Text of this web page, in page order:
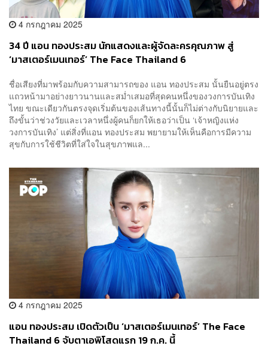
4 กรกฎาคม 2025
34 ปี แอน ทองประสม นักแสดงและผู้จัดละครคุณภาพ สู่
‘มาสเตอร์เมนเทอร์’ The Face Thailand 6
ชื่อเสียงที่มาพร้อมกับความสามารถของ แอน ทองประสม นั้นยืนอยู่ตรง
แถวหน้ามาอย่างยาวนานและสม่ำเสมอที่สุดคนหนึ่งของวงการบันเทิง
ไทย ขณะเดียวกันตรงจุดเริ่มต้นของเส้นทางนี้นั้นก็ไม่ต่างกับนิยายและ
ถึงขั้นว่าช่วงวัยและเวลาหนึ่งผู้คนก็ยกให้เธอว่าเป็น ‘เจ้าหญิงแห่ง
วงการบันเทิง’ แต่สิ่งที่แอน ทองประสม พยายามให้เห็นคือการมีความ
สุขกับการใช้ชีวิตที่ใส่ใจในสุขภาพแล...
4 กรกฎาคม 2025
แอน ทองประสม เปิดตัวเป็น ‘มาสเตอร์เมนเทอร์’ The Face
Thailand 6 จับตาเอพิโสดแรก 19 ก.ค. นี้